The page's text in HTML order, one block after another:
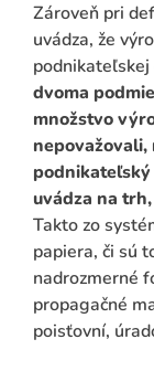
Zároveň pri
uvádza, že
podnikateľskej
dvoma
množstvo
podnikateľský
uvádza na
Takto zo
papiera, či sú
nadrozmerné
propagačné
poisťovní,